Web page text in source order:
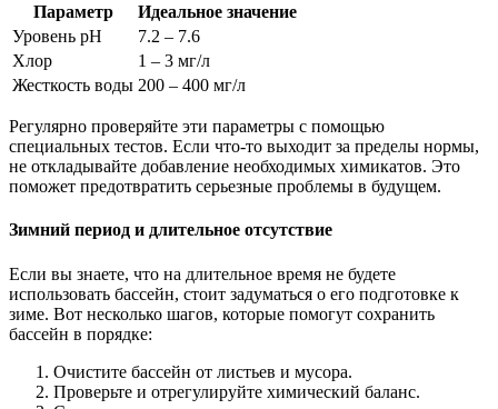
Параметр
Идеальное значение
Уровень pH
7.2 – 7.6
Хлор
1 – 3 мг/л
Жесткость воды 200 – 400 мг/л
Регулярно проверяйте эти параметры с помощью
специальных тестов. Если что-то выходит за пределы нормы,
не откладывайте добавление необходимых химикатов. Это
поможет предотвратить серьезные проблемы в будущем.
Зимний период и длительное отсутствие
Если вы знаете, что на длительное время не будете
использовать бассейн, стоит задуматься о его подготовке к
зиме. Вот несколько шагов, которые помогут сохранить
бассейн в порядке:
Очистите бассейн от листьев и мусора.
Проверьте и отрегулируйте химический баланс.